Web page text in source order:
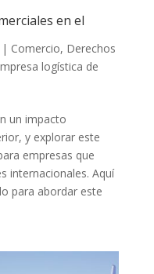
en el
Comercio, Derechos
logística de
un impacto
y explorar este
empresas que
internacionales. Aquí
para abordar este